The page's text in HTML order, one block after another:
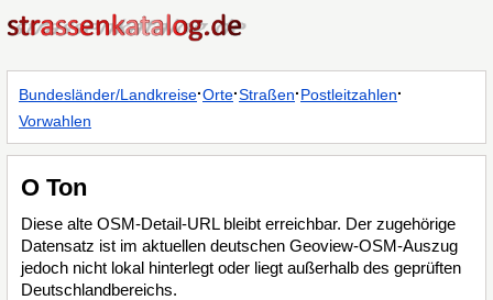
Bundesländer/Landkreise·Orte·Straßen·Postleitzahlen·
Vorwahlen
O Ton
Diese alte OSM-Detail-URL bleibt erreichbar. Der zugehörige
Datensatz ist im aktuellen deutschen Geoview-OSM-Auszug
jedoch nicht lokal hinterlegt oder liegt außerhalb des geprüften
Deutschlandbereichs.